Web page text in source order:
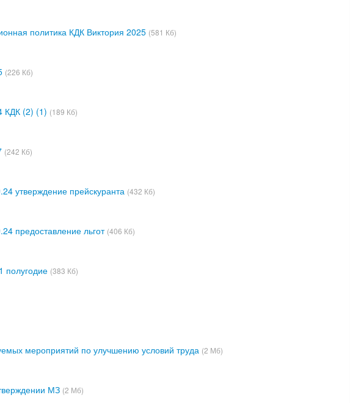
политика КДК Виктория 2025 (581 Кб)
(226 Кб)
КДК (2) (1) (189 Кб)
(242 Кб)
утверждение прейскуранта (432 Кб)
предоставление льгот (406 Кб)
(383 Кб)
мероприятий по улучшению условий труда (2 Мб)
МЗ (2 Мб)